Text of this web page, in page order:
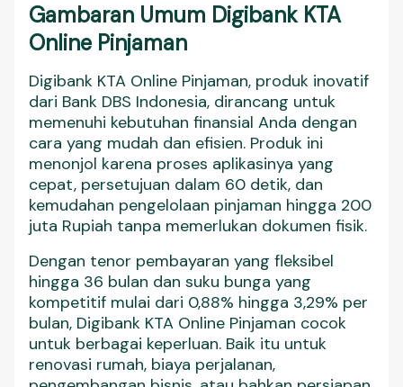
Gambaran Umum Digibank KTA
Online Pinjaman
Digibank KTA Online Pinjaman, produk inovatif
dari Bank DBS Indonesia, dirancang untuk
memenuhi kebutuhan finansial Anda dengan
cara yang mudah dan efisien. Produk ini
menonjol karena proses aplikasinya yang
cepat, persetujuan dalam 60 detik, dan
kemudahan pengelolaan pinjaman hingga 200
juta Rupiah tanpa memerlukan dokumen fisik.
Dengan tenor pembayaran yang fleksibel
hingga 36 bulan dan suku bunga yang
kompetitif mulai dari 0,88% hingga 3,29% per
bulan, Digibank KTA Online Pinjaman cocok
untuk berbagai keperluan. Baik itu untuk
renovasi rumah, biaya perjalanan,